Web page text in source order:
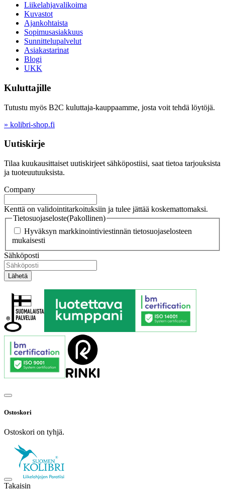
Liikelahjavalikoima
Kuvastot
Ajankohtaista
Sopimusasiakkuus
Sunnittelupalvelut
Asiakastarinat
Blogi
UKK
Kuluttajille
Tutustu myös B2C kuluttaja-kauppaamme, josta voit tehdä löytöjä.
» kolibri-shop.fi
Uutiskirje
Tilaa kuukausittaiset uutiskirjeet sähköpostiisi, saat tietoa tarjouksista
ja tuoteuutuuksista.
Company
Kenttä on validointitarkoituksiin ja tulee jättää koskemattomaksi.
Tietosuojaseloste(Pakollinen)
Hyväksyn markkinointiviestinnän tietosuojaselosteen
mukaisesti
Sähköposti
Ostoskori
Ostoskori on tyhjä.
Takaisin